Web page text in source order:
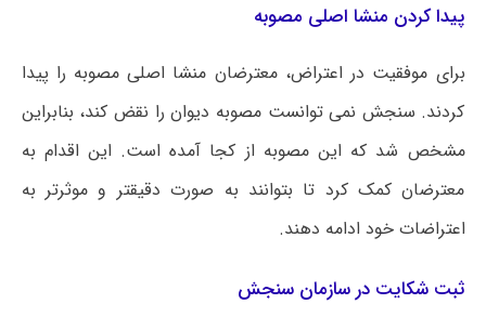
پیدا کردن منشا اصلی مصوبه
برای موفقیت در اعتراض، معترضان منشا اصلی مصوبه را پیدا
کردند. سنجش نمی توانست مصوبه دیوان را نقض کند، بنابراین
مشخص شد که این مصوبه از کجا آمده است. این اقدام به
معترضان کمک کرد تا بتوانند به صورت دقیقتر و موثرتر به
اعتراضات خود ادامه دهند.
ثبت شکایت در سازمان سنجش